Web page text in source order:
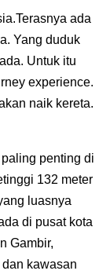
ada
Yang duduk
Untuk itu
experience.
naik kereta.
penting di
132 meter
luasnya
di pusat kota
Gambir,
kawasan